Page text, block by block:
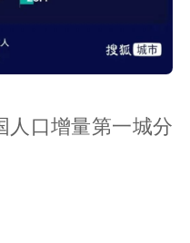
人口增量第一城分